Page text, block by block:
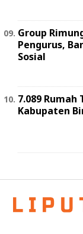
Group
Pengurus,
Sosial
7.089
Kabupaten